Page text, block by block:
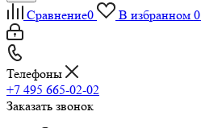
Сравнение0 В избранном 0
Телефоны
+7 495 665-02-02
Заказать звонок